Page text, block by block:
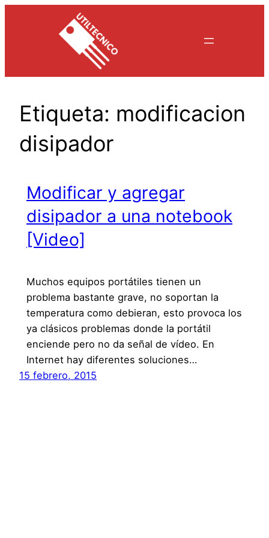
Etiqueta: modificacion
disipador
Modificar y agregar
disipador a una notebook
[Video]
Muchos equipos portátiles tienen un
problema bastante grave, no soportan la
temperatura como debieran, esto provoca los
ya clásicos problemas donde la portátil
enciende pero no da señal de vídeo. En
Internet hay diferentes soluciones…
15 febrero, 2015